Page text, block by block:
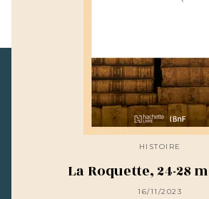
HISTOIRE
La Roquette, 24-28
16/11/2023